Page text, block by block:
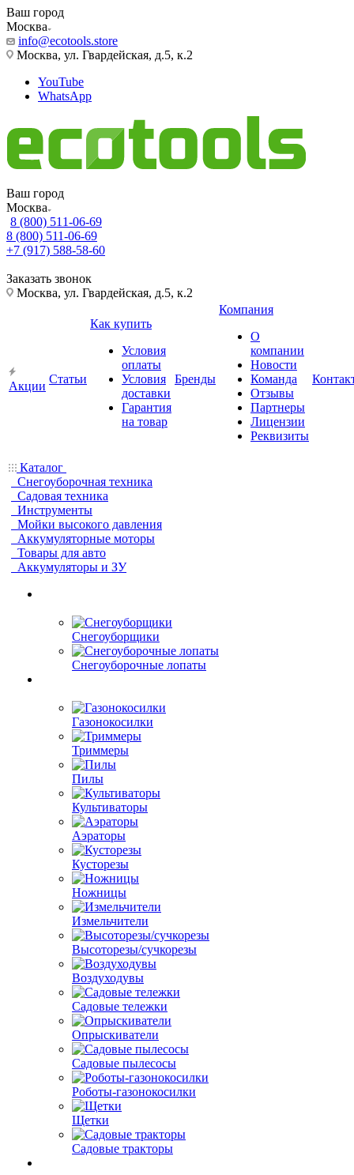
Ваш город
Москва
info@ecotools.store
Москва, ул. Гвардейская, д.5, к.2
YouTube
WhatsApp
Ваш город
Москва
8 (800) 511-06-69
8 (800) 511-06-69
+7 (917) 588-58-60
Заказать звонок
Москва, ул. Гвардейская, д.5, к.2
Акции
Статьи
Как купить
Условия
оплаты
Условия
доставки
Гарантия
на товар
Бренды
Компания
О
компании
Новости
Команда
Отзывы
Партнеры
Лицензии
Реквизиты
Каталог
Снегоуборочная техника
Садовая техника
Инструменты
Мойки высокого давления
Аккумуляторные моторы
Товары для авто
Аккумуляторы и ЗУ
Снегоуборщики
Снегоуборочные лопаты
Газонокосилки
Триммеры
Пилы
Культиваторы
Аэраторы
Кусторезы
Ножницы
Измельчители
Высоторезы/сучкорезы
Воздуходувы
Садовые тележки
Опрыскиватели
Садовые пылесосы
Роботы-газонокосилки
Щетки
Садовые тракторы